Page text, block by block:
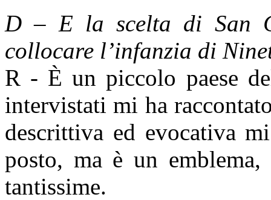
D – E la scelta di San
collocare l’infanzia di
R - È un piccolo paese
intervistati mi ha
descrittiva ed evocativa
posto, ma è un
tantissime.